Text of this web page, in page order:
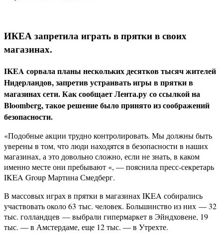
ИКЕА запретила играть в прятки в своих
магазинах.
IKEA сорвала планы нескольких десятков тысяч жителей
Нидерландов, запретив устраивать игры в прятки в
магазинах сети. Как сообщает Лента.ру со ссылкой на
Bloomberg, такое решение было принято из соображений
безопасности.
«Подобные акции трудно контролировать. Мы должны быть
уверены в том, что люди находятся в безопасности в наших
магазинах, а это довольно сложно, если не знать, в каком
именно месте они пребывают «, — пояснила пресс-секретарь
IKEA Group Мартина Смедберг.
В массовых играх в прятки в магазинах IKEA собирались
участвовать около 63 тыс. человек. Большинство из них — 32
тыс. голландцев — выбрали гипермаркет в Эйндховене, 19
тыс. — в Амстердаме, еще 12 тыс. — в Утрехте.